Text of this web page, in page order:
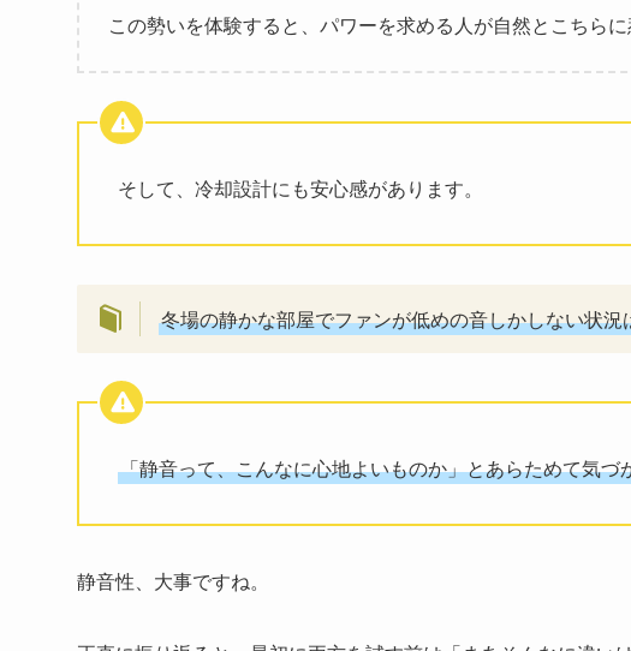
この勢いを体験すると、パワーを求める人が自然とこちらに
そして、冷却設計にも安心感があります。
冬場の静かな部屋でファンが低めの音しかしない状
「静音って、こんなに心地よいものか」とあらためて気づ
静音性、大事ですね。